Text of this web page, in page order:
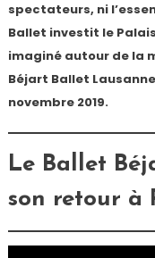
spectateurs, ni
Ballet investit le
imaginé autour de la
Béjart Ballet
novembre 2019.
Le Ballet
son retour à